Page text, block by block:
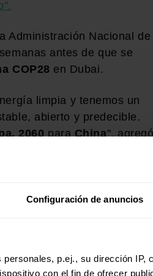
Configuración de anuncios
personales, p.ej., su dirección IP,
con el fin de ofrecer
Administración Nacional de
antes de que se
COP28 en Dubai.
limpia y tenemos un
abierto y predecible.
2060 para China",
economíaenergética
de energía
producción de